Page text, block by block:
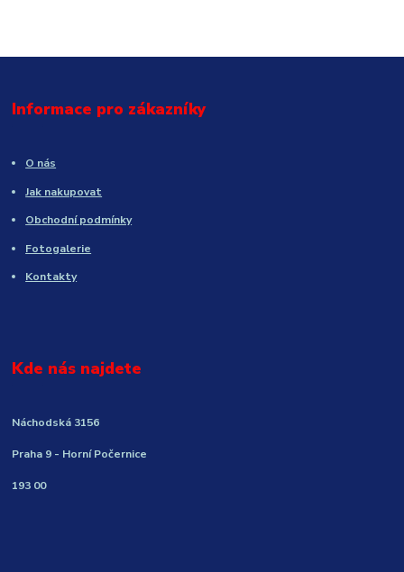
Informace pro zákazníky
O nás
Jak nakupovat
Obchodní podmínky
Fotogalerie
Kontakty
Kde nás najdete
Náchodská 3156
Praha 9 - Horní Počernice
193 00